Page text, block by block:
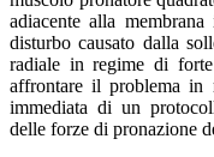
adiacente alla
disturbo causato dalla
radiale in regime di forte
affrontare il problema in
immediata di un
delle forze di pronazione